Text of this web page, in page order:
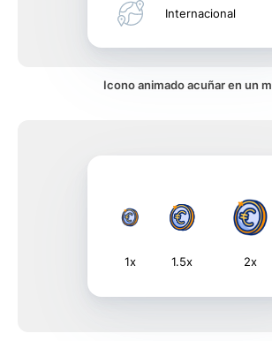
Internacional
Icono animado acuñar en un
1x 1.5x 2x